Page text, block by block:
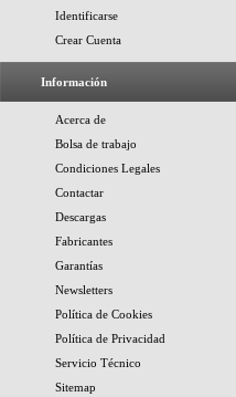
Identificarse
Crear Cuenta
Información
Acerca de
Bolsa de trabajo
Condiciones Legales
Contactar
Descargas
Fabricantes
Garantías
Newsletters
Política de Cookies
Política de Privacidad
Servicio Técnico
Sitemap